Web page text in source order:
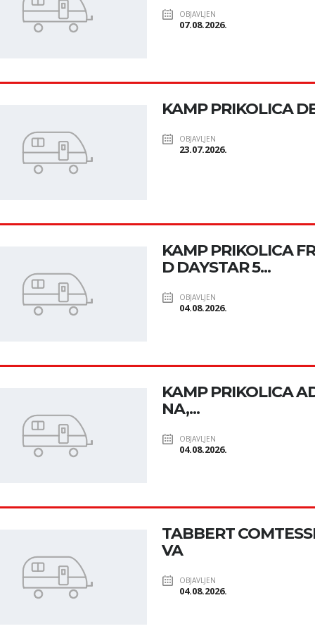
OBJAVLJEN
07.08.2026.
KAMP PRIKOLICA
OBJAVLJEN
23.07.2026.
KAMP PRIKOLICA
D DAYSTAR 5...
OBJAVLJEN
04.08.2026.
KAMP PRIKOLICA
NA,...
OBJAVLJEN
04.08.2026.
TABBERT
VA
OBJAVLJEN
04.08.2026.